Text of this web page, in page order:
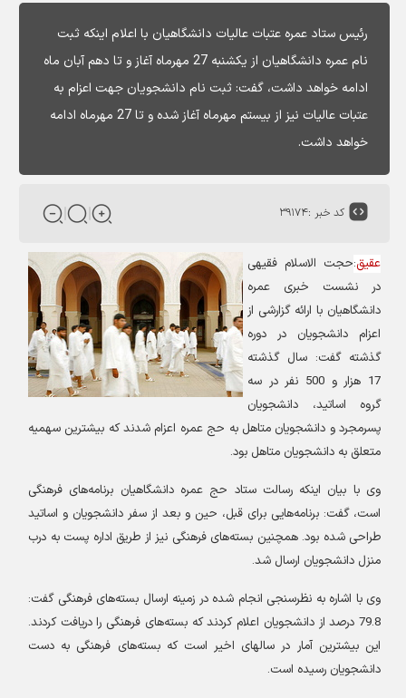
رئیس ستاد عمره عتبات عالیات دانشگاهیان با اعلام اینکه ثبت
نام عمره دانشگاهیان از یکشنبه 27 مهرماه آغاز و تا دهم آبان ماه
ادامه خواهد داشت، گفت: ثبت نام دانشجویان جهت اعزام به
عتبات عالیات نیز از بیستم مهرماه آغاز شده و تا 27 مهرماه ادامه
خواهد داشت.
کد خبر :۳۹۱۷۴
عقیق:حجت الاسلام فقیهی
در نشست خبری عمره
دانشگاهیان با ارائه گزارشی از
اعزام دانشجویان در دوره
گذشته گفت: سال گذشته
17 هزار و 500 نفر در سه
گروه اساتید، دانشجویان
پسرمجرد و دانشجویان متاهل به حج عمره اعزام شدند که بیشترین سهمیه
متعلق به دانشجویان متاهل بود.
وی با بیان اینکه رسالت ستاد حج عمره دانشگاهیان برنامه‌های فرهنگی
است، گفت: برنامه‌هایی برای قبل، حین و بعد از سفر دانشجویان و اساتید
طراحی شده بود. همچنین بسته‌های فرهنگی نیز از طریق اداره پست به درب
منزل دانشجویان ارسال شد.
وی با اشاره به نظرسنجی انجام شده در زمینه ارسال بسته‌های فرهنگی گفت:
79.8 درصد از دانشجویان اعلام کردند که بسته‌های فرهنگی را دریافت کردند.
این بیشترین آمار در سالهای اخیر است که بسته‌های فرهنگی به دست
دانشجویان رسیده است.